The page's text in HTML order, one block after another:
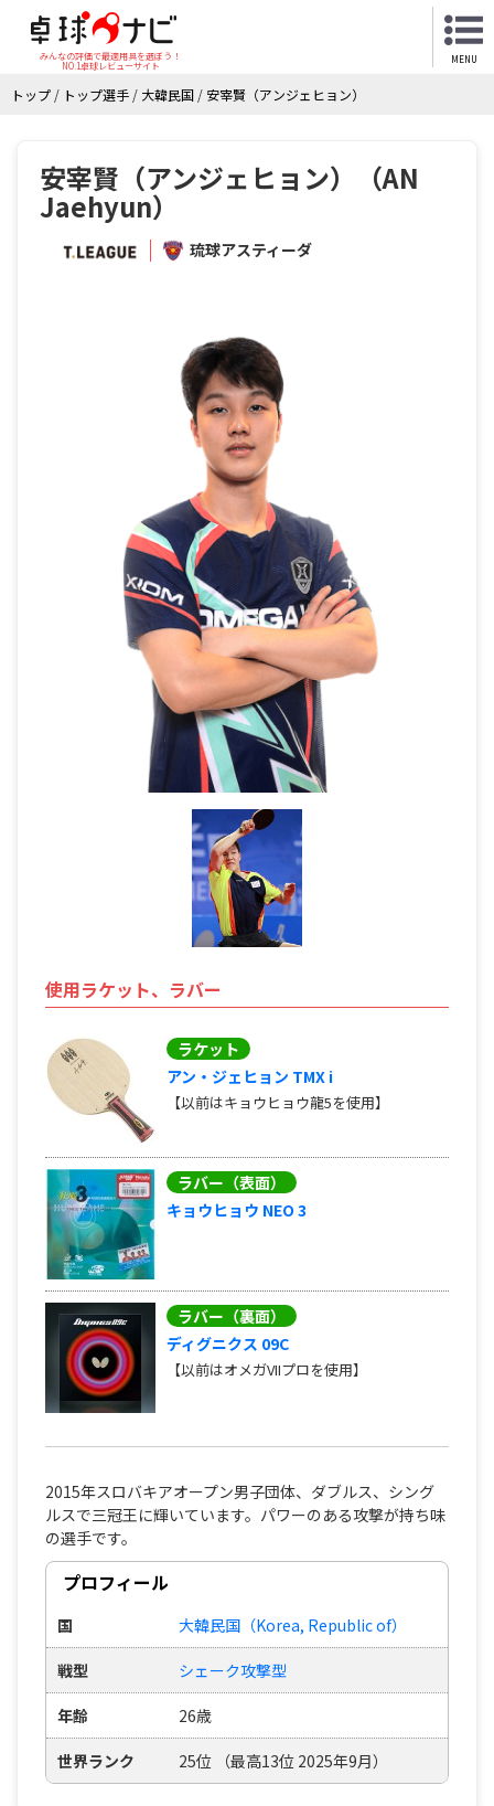
みんなの評価で最適用具を選ぼう！
NO.1卓球レビューサイト
MENU
トップ / トップ選手 / 大韓民国 / 安宰賢（アンジェヒョン）
安宰賢（アンジェヒョン）（AN
Jaehyun）
琉球アスティーダ
使用ラケット、ラバー
ラケット
アン・ジェヒョン TMX i
【以前はキョウヒョウ龍5を使用】
ラバー（表面）
キョウヒョウ NEO 3
ラバー（裏面）
ディグニクス 09C
【以前はオメガVIIプロを使用】
2015年スロバキアオープン男子団体、ダブルス、シング
ルスで三冠王に輝いています。パワーのある攻撃が持ち味
の選手です。
プロフィール
国 大韓民国（Korea, Republic of）
戦型 シェーク攻撃型
年齢 26歳
世界ランク 25位 （最高13位 2025年9月）